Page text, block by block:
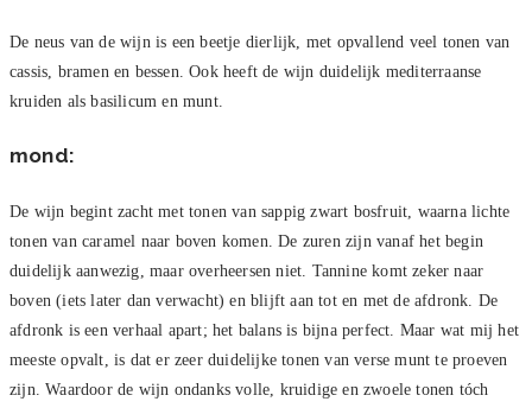
De neus van de wijn is een beetje dierlijk, met opvallend veel tonen van
cassis, bramen en bessen. Ook heeft de wijn duidelijk mediterraanse
kruiden als basilicum en munt.
mond:
De wijn begint zacht met tonen van sappig zwart bosfruit, waarna lichte
tonen van caramel naar boven komen. De zuren zijn vanaf het begin
duidelijk aanwezig, maar overheersen niet. Tannine komt zeker naar
boven (iets later dan verwacht) en blijft aan tot en met de afdronk. De
afdronk is een verhaal apart; het balans is bijna perfect. Maar wat mij het
meeste opvalt, is dat er zeer duidelijke tonen van verse munt te proeven
zijn. Waardoor de wijn ondanks volle, kruidige en zwoele tonen tóch